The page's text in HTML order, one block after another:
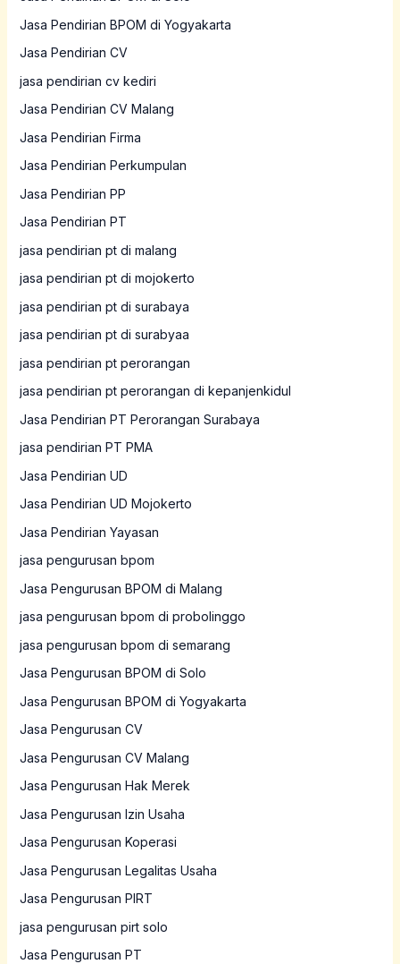
Jasa Pendirian BPOM di Yogyakarta
Jasa Pendirian CV
jasa pendirian cv kediri
Jasa Pendirian CV Malang
Jasa Pendirian Firma
Jasa Pendirian Perkumpulan
Jasa Pendirian PP
Jasa Pendirian PT
jasa pendirian pt di malang
jasa pendirian pt di mojokerto
jasa pendirian pt di surabaya
jasa pendirian pt di surabyaa
jasa pendirian pt perorangan
jasa pendirian pt perorangan di kepanjenkidul
Jasa Pendirian PT Perorangan Surabaya
jasa pendirian PT PMA
Jasa Pendirian UD
Jasa Pendirian UD Mojokerto
Jasa Pendirian Yayasan
jasa pengurusan bpom
Jasa Pengurusan BPOM di Malang
jasa pengurusan bpom di probolinggo
jasa pengurusan bpom di semarang
Jasa Pengurusan BPOM di Solo
Jasa Pengurusan BPOM di Yogyakarta
Jasa Pengurusan CV
Jasa Pengurusan CV Malang
Jasa Pengurusan Hak Merek
Jasa Pengurusan Izin Usaha
Jasa Pengurusan Koperasi
Jasa Pengurusan Legalitas Usaha
Jasa Pengurusan PIRT
jasa pengurusan pirt solo
Jasa Pengurusan PT